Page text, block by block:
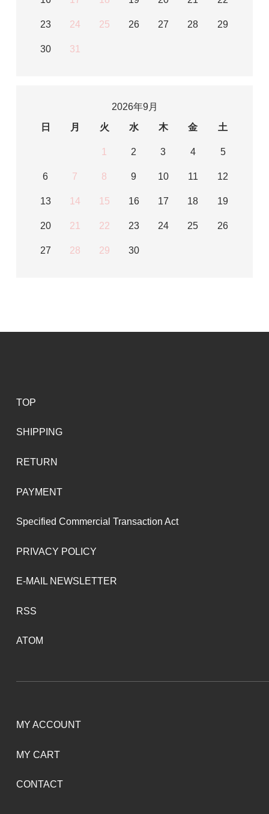
23 24 25 26 27 28 29
30 31
2026年9月
日
月 火 水 木 金 土
1 2 3 4 5
6 7 8 9 10 11 12
13 14 15 16 17 18 19
20 21 22 23 24 25 26
27 28 29 30
TOP
SHIPPING
RETURN
PAYMENT
Specified Commercial Transaction Act
PRIVACY POLICY
E-MAIL NEWSLETTER
RSS
ATOM
MY ACCOUNT
MY CART
CONTACT